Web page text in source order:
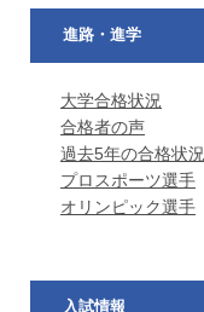
進路・進学
大学合格状況
合格者の声
過去5年の合格状況
プロスポーツ選手
オリンピック選手
入試情報